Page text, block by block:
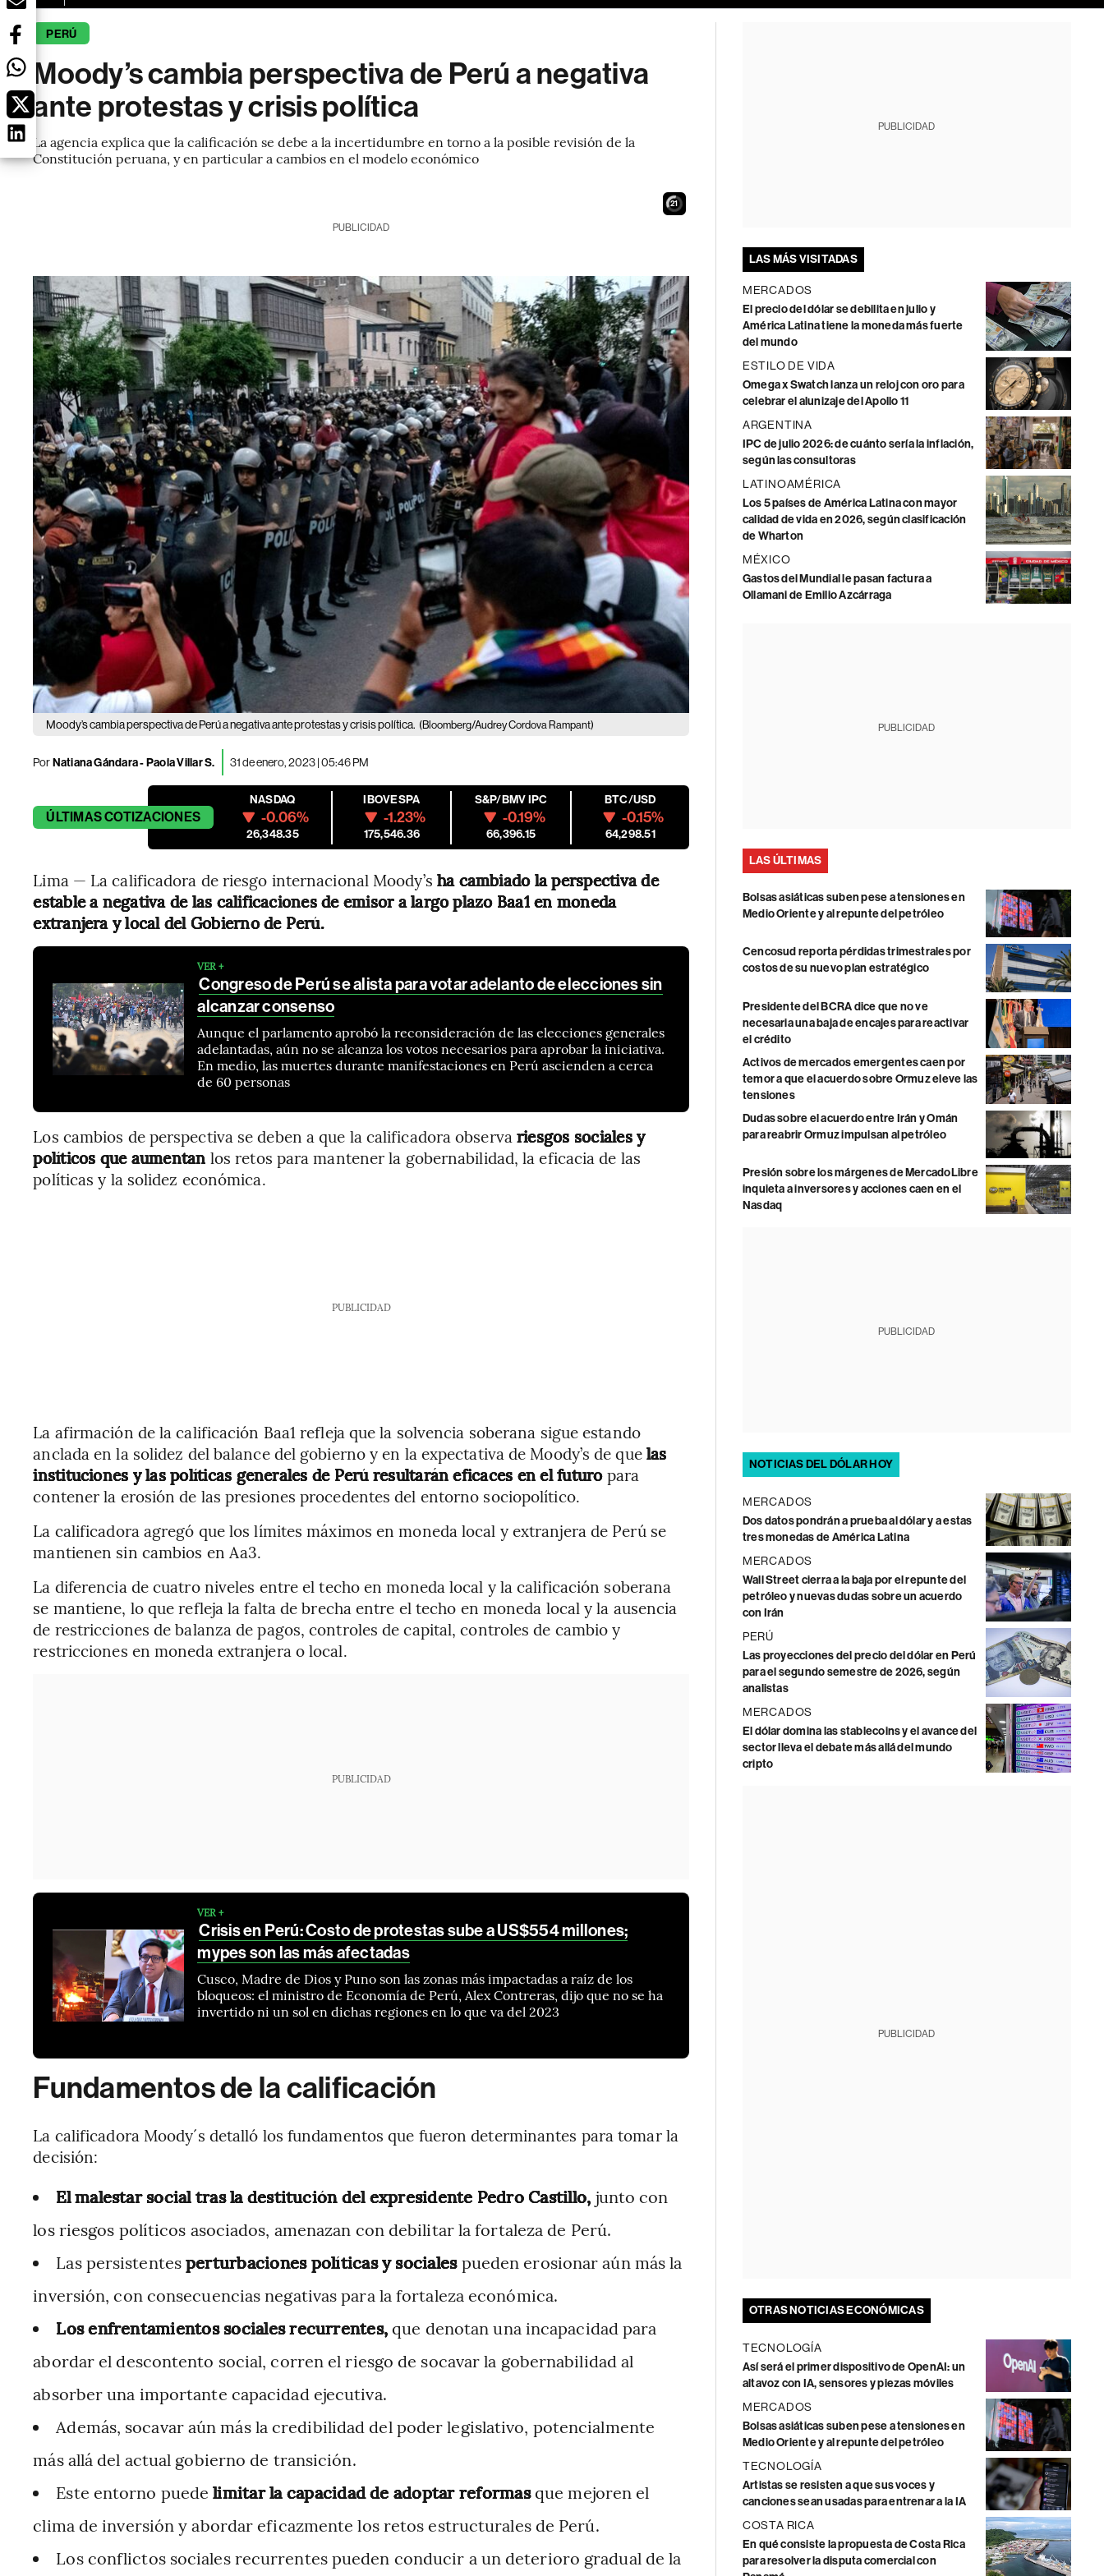
PERÚ
Moody’s cambia perspectiva de Perú a negativa
ante protestas y crisis política
La agencia explica que la calificación se debe a la incertidumbre en torno a la posible revisión de la
Constitución peruana, y en particular a cambios en el modelo económico
19
PUBLICIDAD
Moody’s cambia perspectiva de Perú a negativa ante protestas y crisis política. (Bloomberg/Audrey Cordova Rampant)
PorNatiana Gándara-Paola Villar S. 31 de enero, 2023 | 05:46 PM
ÚLTIMASCOTIZACIONES
NASDAQ
-0.06%
26,348.35
IBOVESPA
-1.23%
175,546.36
S&P/BMV IPC
-0.19%
66,396.15
BTC/USD
-0.15%
64,298.51
Lima — La calificadora de riesgo internacional Moody’s ha cambiado la perspectiva de
estable a negativa de las calificaciones de emisor a largo plazo Baa1 en moneda
extranjera y local del Gobierno de Perú.
VER +
Congreso de Perú se alista para votar adelanto de elecciones sin
alcanzar consenso
Aunque el parlamento aprobó la reconsideración de las elecciones generales
adelantadas, aún no se alcanza los votos necesarios para aprobar la iniciativa.
En medio, las muertes durante manifestaciones en Perú ascienden a cerca
de 60 personas
Los cambios de perspectiva se deben a que la calificadora observa riesgos sociales y
políticos que aumentan los retos para mantener la gobernabilidad, la eficacia de las
políticas y la solidez económica.
PUBLICIDAD
La afirmación de la calificación Baa1 refleja que la solvencia soberana sigue estando
anclada en la solidez del balance del gobierno y en la expectativa de Moody’s de quelas
instituciones y las políticas generales de Perú resultarán eficaces en el futuropara
contener la erosión de las presiones procedentes del entorno sociopolítico.
La calificadora agregó que los límites máximos en moneda local y extranjera de Perú se
mantienen sin cambios en Aa3.
La diferencia de cuatro niveles entre el techo en moneda local y la calificación soberana
se mantiene, lo que refleja la falta de brecha entre el techo en moneda local y la ausencia
de restricciones de balanza de pagos, controles de capital, controles de cambio y
restricciones en moneda extranjera o local.
PUBLICIDAD
VER +
Crisis en Perú: Costo de protestas sube a US$554 millones;
mypes son las más afectadas
Cusco, Madre de Dios y Puno son las zonas más impactadas a raíz de los
bloqueos: el ministro de Economía de Perú, Alex Contreras, dijo que no se ha
invertido ni un sol en dichas regiones en lo que va del 2023
Fundamentos de la calificación
La calificadora Moody´s detalló los fundamentos que fueron determinantes para tomar la
decisión:
El malestar social tras la destitución del expresidente Pedro Castillo, junto con
los riesgos políticos asociados, amenazan con debilitar la fortaleza de Perú.
Las persistentesperturbaciones políticas y socialespueden erosionar aún más la
inversión, con consecuencias negativas para la fortaleza económica.
Los enfrentamientos sociales recurrentes,que denotan una incapacidad para
abordar el descontento social, corren el riesgo de socavar la gobernabilidad al
absorber una importante capacidad ejecutiva.
Además, socavar aún más la credibilidad del poder legislativo, potencialmente
más allá del actual gobierno de transición.
Este entorno puedelimitar la capacidad de adoptar reformasque mejoren el
clima de inversión y abordar eficazmente los retos estructurales de Perú.
Los conflictos sociales recurrentes pueden conducir a un deterioro gradual de la
PUBLICIDAD
LAS MÁS VISITADAS
MERCADOS
El precio del dólar se debilita en julio y
América Latina tiene la moneda más fuerte
del mundo
ESTILO DE VIDA
Omega x Swatch lanza un reloj con oro para
celebrar el alunizaje del Apollo 11
ARGENTINA
IPC de julio 2026: de cuánto sería la inflación,
según las consultoras
LATINOAMÉRICA
Los 5 países de América Latina con mayor
calidad de vida en 2026, según clasificación
de Wharton
MÉXICO
Gastos del Mundial le pasan factura a
Ollamani de Emilio Azcárraga
PUBLICIDAD
LAS ÚLTIMAS
Bolsas asiáticas suben pese a tensiones en
Medio Oriente y al repunte del petróleo
Cencosud reporta pérdidas trimestrales por
costos de su nuevo plan estratégico
Presidente del BCRA dice que no ve
necesaria una baja de encajes para reactivar
el crédito
Activos de mercados emergentes caen por
temor a que el acuerdo sobre Ormuz eleve las
tensiones
Dudas sobre el acuerdo entre Irán y Omán
para reabrir Ormuz impulsan al petróleo
Presión sobre los márgenes de MercadoLibre
inquieta a inversores y acciones caen en el
Nasdaq
PUBLICIDAD
NOTICIAS DEL DÓLAR HOY
MERCADOS
Dos datos pondrán a prueba al dólar y a estas
tres monedas de América Latina
MERCADOS
Wall Street cierra a la baja por el repunte del
petróleo y nuevas dudas sobre un acuerdo
con Irán
PERÚ
Las proyecciones del precio del dólar en Perú
para el segundo semestre de 2026, según
analistas
MERCADOS
El dólar domina las stablecoins y el avance del
sector lleva el debate más allá del mundo
cripto
PUBLICIDAD
OTRAS NOTICIAS ECONÓMICAS
TECNOLOGÍA
Así será el primer dispositivo de OpenAI: un
altavoz con IA, sensores y piezas móviles
MERCADOS
Bolsas asiáticas suben pese a tensiones en
Medio Oriente y al repunte del petróleo
TECNOLOGÍA
Artistas se resisten a que sus voces y
canciones sean usadas para entrenar a la IA
COSTA RICA
En qué consiste la propuesta de Costa Rica
para resolver la disputa comercial con